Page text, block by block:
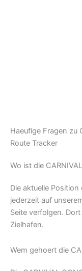
Haeufige Fragen zu
Route Tracker
Wo ist die
Die aktuelle Position
jederzeit auf
Seite verfolgen.
Zielhafen.
Wem gehoert die